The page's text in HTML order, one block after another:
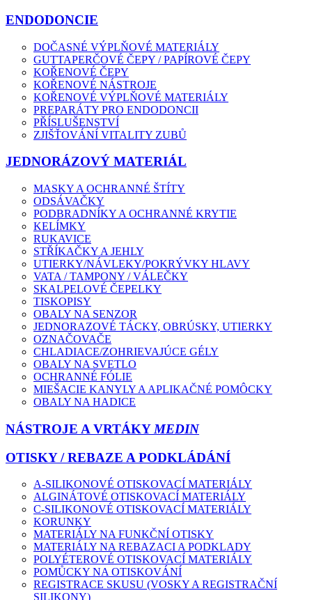
ENDODONCIE
DOČASNÉ VÝPLŇOVÉ MATERIÁLY
GUTTAPERČOVÉ ČEPY / PAPÍROVÉ ČEPY
KOŘENOVÉ ČEPY
KOŘENOVÉ NÁSTROJE
KOŘENOVÉ VÝPLŇOVÉ MATERIÁLY
PREPARÁTY PRO ENDODONCII
PŘÍSLUŠENSTVÍ
ZJIŠŤOVÁNÍ VITALITY ZUBŮ
JEDNORÁZOVÝ MATERIÁL
MASKY A OCHRANNÉ ŠTÍTY
ODSÁVAČKY
PODBRADNÍKY A OCHRANNÉ KRYTIE
KELÍMKY
RUKAVICE
STŘÍKAČKY A JEHLY
UTIERKY/NÁVLEKY/POKRÝVKY HLAVY
VATA / TAMPONY / VÁLEČKY
SKALPELOVÉ ČEPELKY
TISKOPISY
OBALY NA SENZOR
JEDNORAZOVÉ TÁCKY, OBRÚSKY, UTIERKY
OZNAČOVAČE
CHLADIACE/ZOHRIEVAJÚCE GÉLY
OBALY NA SVETLO
OCHRANNÉ FÓLIE
MIEŠACIE KANYLY A APLIKAČNÉ POMÔCKY
OBALY NA HADICE
NÁSTROJE A VRTÁKY MEDIN
OTISKY / REBAZE A PODKLÁDÁNÍ
A-SILIKONOVÉ OTISKOVACÍ MATERIÁLY
ALGINÁTOVÉ OTISKOVACÍ MATERIÁLY
C-SILIKONOVÉ OTISKOVACÍ MATERIÁLY
KORUNKY
MATERIÁLY NA FUNKČNÍ OTISKY
MATERIÁLY NA REBAZACI A PODKLADY
POLYÉTEROVÉ OTISKOVACÍ MATERIÁLY
POMŮCKY NA OTISKOVÁNÍ
REGISTRACE SKUSU (VOSKY A REGISTRAČNÍ
SILIKONY)